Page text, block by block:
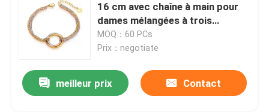
A propos de nous
Contacts
Produits
16 cm avec chaîne à main pour
dames mélangées à trois
couleurs
MOQ：60 PCs
Prix：negotiate
meilleur prix Contact